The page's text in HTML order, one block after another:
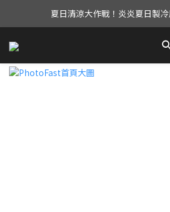
UAG iPhone17 全系列 88
夏日清涼大作戰！炎炎夏日製冷
立即加入會員享有免運優惠！還有
UAG iPhone17 全系列 88折